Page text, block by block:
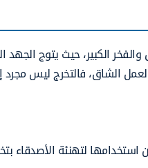
الكبير، حيث يتوج
الشاق، فالتخرج ليس
لتهنئة الأصدقاء